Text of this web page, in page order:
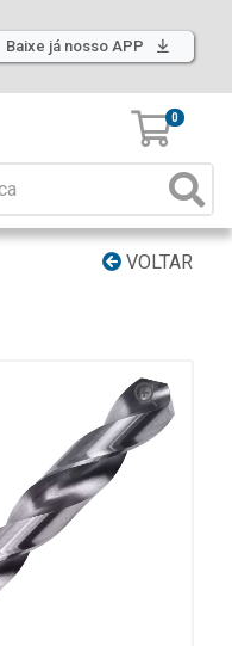
Baixe já nosso APP
0
VOLTAR